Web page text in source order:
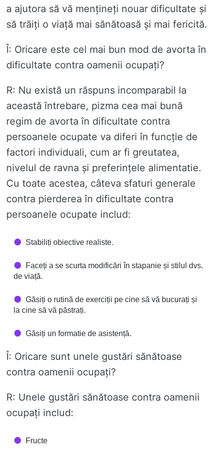
a ajutora să vă mențineți nouar dificultate și
să trăiți o viață mai sănătoasă și mai fericită.
Î: Oricare este cel mai bun mod de avorta în
dificultate contra oamenii ocupați?
R: Nu există un răspuns incomparabil la
această întrebare, pizma cea mai bună
regim de avorta în dificultate contra
persoanele ocupate va diferi în funcție de
factori individuali, cum ar fi greutatea,
nivelul de ravna și preferințele alimentatie.
Cu toate acestea, câteva sfaturi generale
contra pierderea în dificultate contra
persoanele ocupate includ:
Stabiliți obiective realiste.
Faceți a se scurta modificări în stapanie și stilul dvs.
de viață.
Găsiți o rutină de exerciții pe cine să vă bucurați și
la cine să vă păstrați.
Găsiți un formatie de asistență.
Î: Oricare sunt unele gustări sănătoase
contra oamenii ocupați?
R: Unele gustări sănătoase contra oamenii
ocupați includ:
Fructe